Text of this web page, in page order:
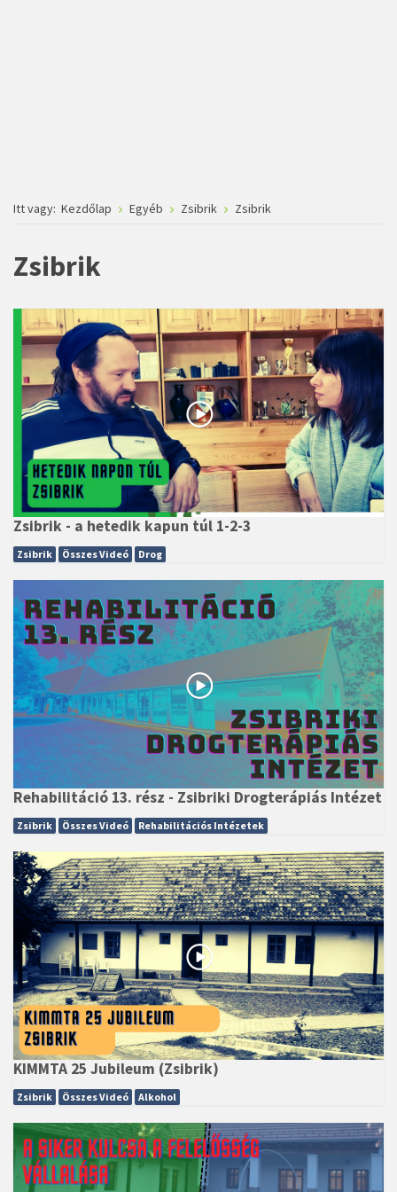
Itt vagy: Kezdőlap Egyéb Zsibrik Zsibrik
Zsibrik
Zsibrik - a hetedik kapun túl 1-2-3
Zsibrik Összes Videó Drog
Rehabilitáció 13. rész - Zsibriki Drogterápiás Intézet
Zsibrik Összes Videó Rehabilitációs Intézetek
KIMMTA 25 Jubileum (Zsibrik)
Zsibrik Összes Videó Alkohol